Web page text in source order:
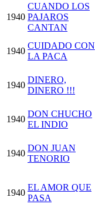
1940
CUANDO LOS
PAJAROS
CANTAN
1940
CUIDADO CON
LA PACA
1940
DINERO,
DINERO !!!
1940
DON CHUCHO
EL INDIO
1940
DON JUAN
TENORIO
1940
EL AMOR QUE
PASA